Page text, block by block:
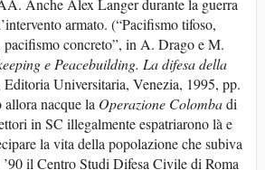
Anche Alex Langer durante la guerra
armato. (“Pacifismo tifoso,
concreto”, in A. Drago e M.
e Peacebuilding. La difesa della
Editoria Universitaria, Venezia, 1995, pp.
nacque la Operazione Colombadi
in SC illegalmente espatriarono là e
la vita della popolazione che subiva
il Centro Studi Difesa Civile di Roma